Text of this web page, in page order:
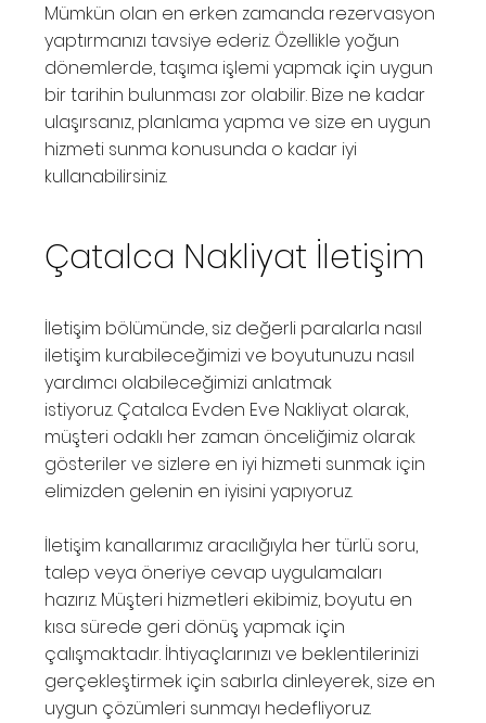
Mümkün olan en erken zamanda rezervasyon
yaptırmanızı tavsiye ederiz. Özellikle yoğun
dönemlerde, taşıma işlemi yapmak için uygun
bir tarihin bulunması zor olabilir. Bize ne kadar
ulaşırsanız, planlama yapma ve size en uygun
hizmeti sunma konusunda o kadar iyi
kullanabilirsiniz.
Çatalca Nakliyat İletişim
İletişim bölümünde, siz değerli paralarla nasıl
iletişim kurabileceğimizi ve boyutunuzu nasıl
yardımcı olabileceğimizi anlatmak
istiyoruz. Çatalca Evden Eve Nakliyat olarak,
müşteri odaklı her zaman önceliğimiz olarak
gösteriler ve sizlere en iyi hizmeti sunmak için
elimizden gelenin en iyisini yapıyoruz.
İletişim kanallarımız aracılığıyla her türlü soru,
talep veya öneriye cevap uygulamaları
hazırız. Müşteri hizmetleri ekibimiz, boyutu en
kısa sürede geri dönüş yapmak için
çalışmaktadır. İhtiyaçlarınızı ve beklentilerinizi
gerçekleştirmek için sabırla dinleyerek, size en
uygun çözümleri sunmayı hedefliyoruz.